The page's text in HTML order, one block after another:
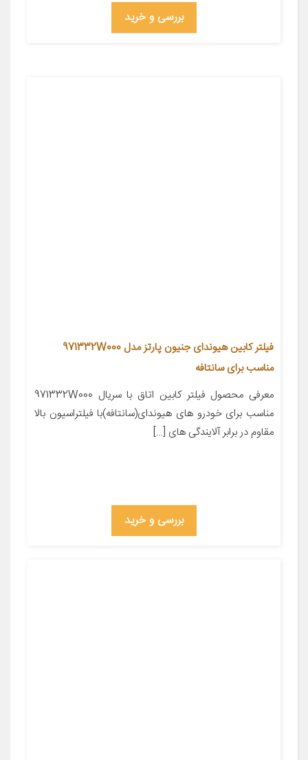
بررسی و خرید
فیلتر کابین هیوندای جنیون پارتز مدل 971332W000
مناسب برای سانتافه
معرفی محصول فیلتر کابین اتاق با سریال 971332W000
مناسب برای خودرو های هیوندای(سانتافه)با فیلتراسیون بالا
مقاوم در برابر آلایندگی های […]
بررسی و خرید